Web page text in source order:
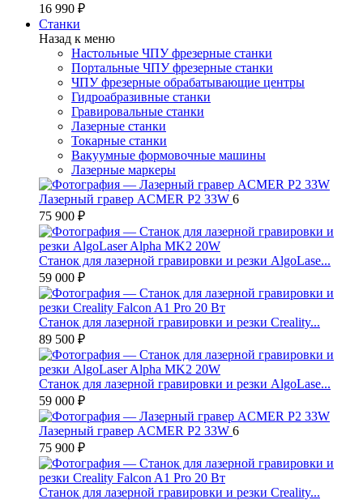
16 990 ₽
Станки
Назад к меню
Настольные ЧПУ фрезерные станки
Портальные ЧПУ фрезерные станки
ЧПУ фрезерные обрабатывающие центры
Гидроабразивные станки
Гравировальные станки
Лазерные станки
Токарные станки
Вакуумные формовочные машины
Лазерные маркеры
Лазерный гравер ACMER P2 33W 6
75 900 ₽
Станок для лазерной гравировки и резки AlgoLase...
59 000 ₽
Станок для лазерной гравировки и резки Creality...
89 500 ₽
Станок для лазерной гравировки и резки AlgoLase...
59 000 ₽
Лазерный гравер ACMER P2 33W 6
75 900 ₽
Станок для лазерной гравировки и резки Creality...